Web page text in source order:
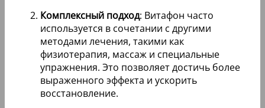
Комплексный подход: Витафон часто
используется в сочетании с другими
методами лечения, такими как
физиотерапия, массаж и специальные
упражнения. Это позволяет достичь более
выраженного эффекта и ускорить
восстановление.